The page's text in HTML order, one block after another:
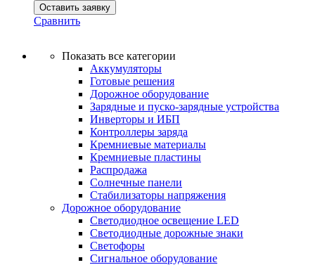
Оставить заявку
Сравнить
Показать все категории
Аккумуляторы
Готовые решения
Дорожное оборудование
Зарядные и пуско-зарядные устройства
Инверторы и ИБП
Контроллеры заряда
Кремниевые материалы
Кремниевые пластины
Распродажа
Солнечные панели
Стабилизаторы напряжения
Дорожное оборудование
Светодиодное освещение LED
Светодиодные дорожные знаки
Светофоры
Сигнальное оборудование